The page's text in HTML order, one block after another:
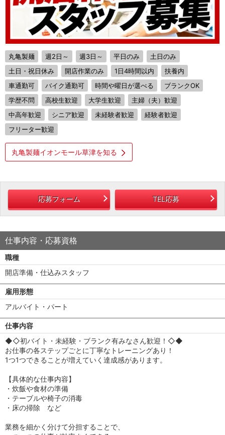
丸亀製麺 週2日～ 週3日～ 平日のみ
土日のみ
土日・祝日休み
開店作業のみ 1日4時間以内
扶養内
車通勤可
バイク通勤可 時間や曜日が選べる
ブランクOK
学歴不問
高校生歓迎 大学生歓迎
主婦（夫）歓迎
中高年歓迎
シニア歓迎 未経験者歓迎
経験者歓迎
フリーター歓迎
丸亀製麺イオンモール草津を知る
応募フォーム TEL応募
仕事内容・応募資格
職種
開店準備・仕込みスタッフ
雇用形態
アルバイト・パート
仕事内容
◆◇初バイト・未経験・ブランク有みなさん歓迎！◇◆
お仕事の各ステップごとに丁寧なトレーニングあり！
1つ1つできることが増えていく達成感があります。
【具体的な仕事内容】
・炊飯や食材の準備
・テーブルや椅子の消毒
・床の掃除 など
業務を細かく分けて分担することで、